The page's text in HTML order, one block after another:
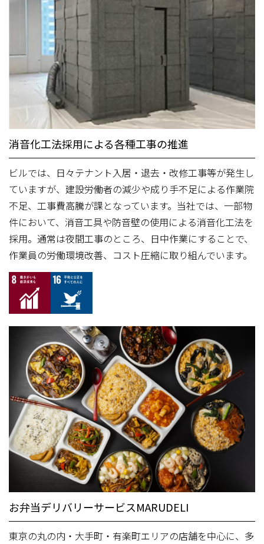
消音化工法採用による各種工事の推進
ビルでは、日々テナント入居・退去・改修工事等が発生し
ていますが、建設労働者の減少や成り手不足による作業院
不足、工事費高騰が課となっています。当社では、一部物
件において、消音工具や防音壁の使用による消音化工法を
採用。通常は夜間工事のところ、日中作業にすることで、
作業員の労働環境改善、コスト圧縮に取り組んでいます。
お弁当デリバリーサービスMARUDELI
東京の丸の内・大手町・有楽町エリアの店舗を中心に、多